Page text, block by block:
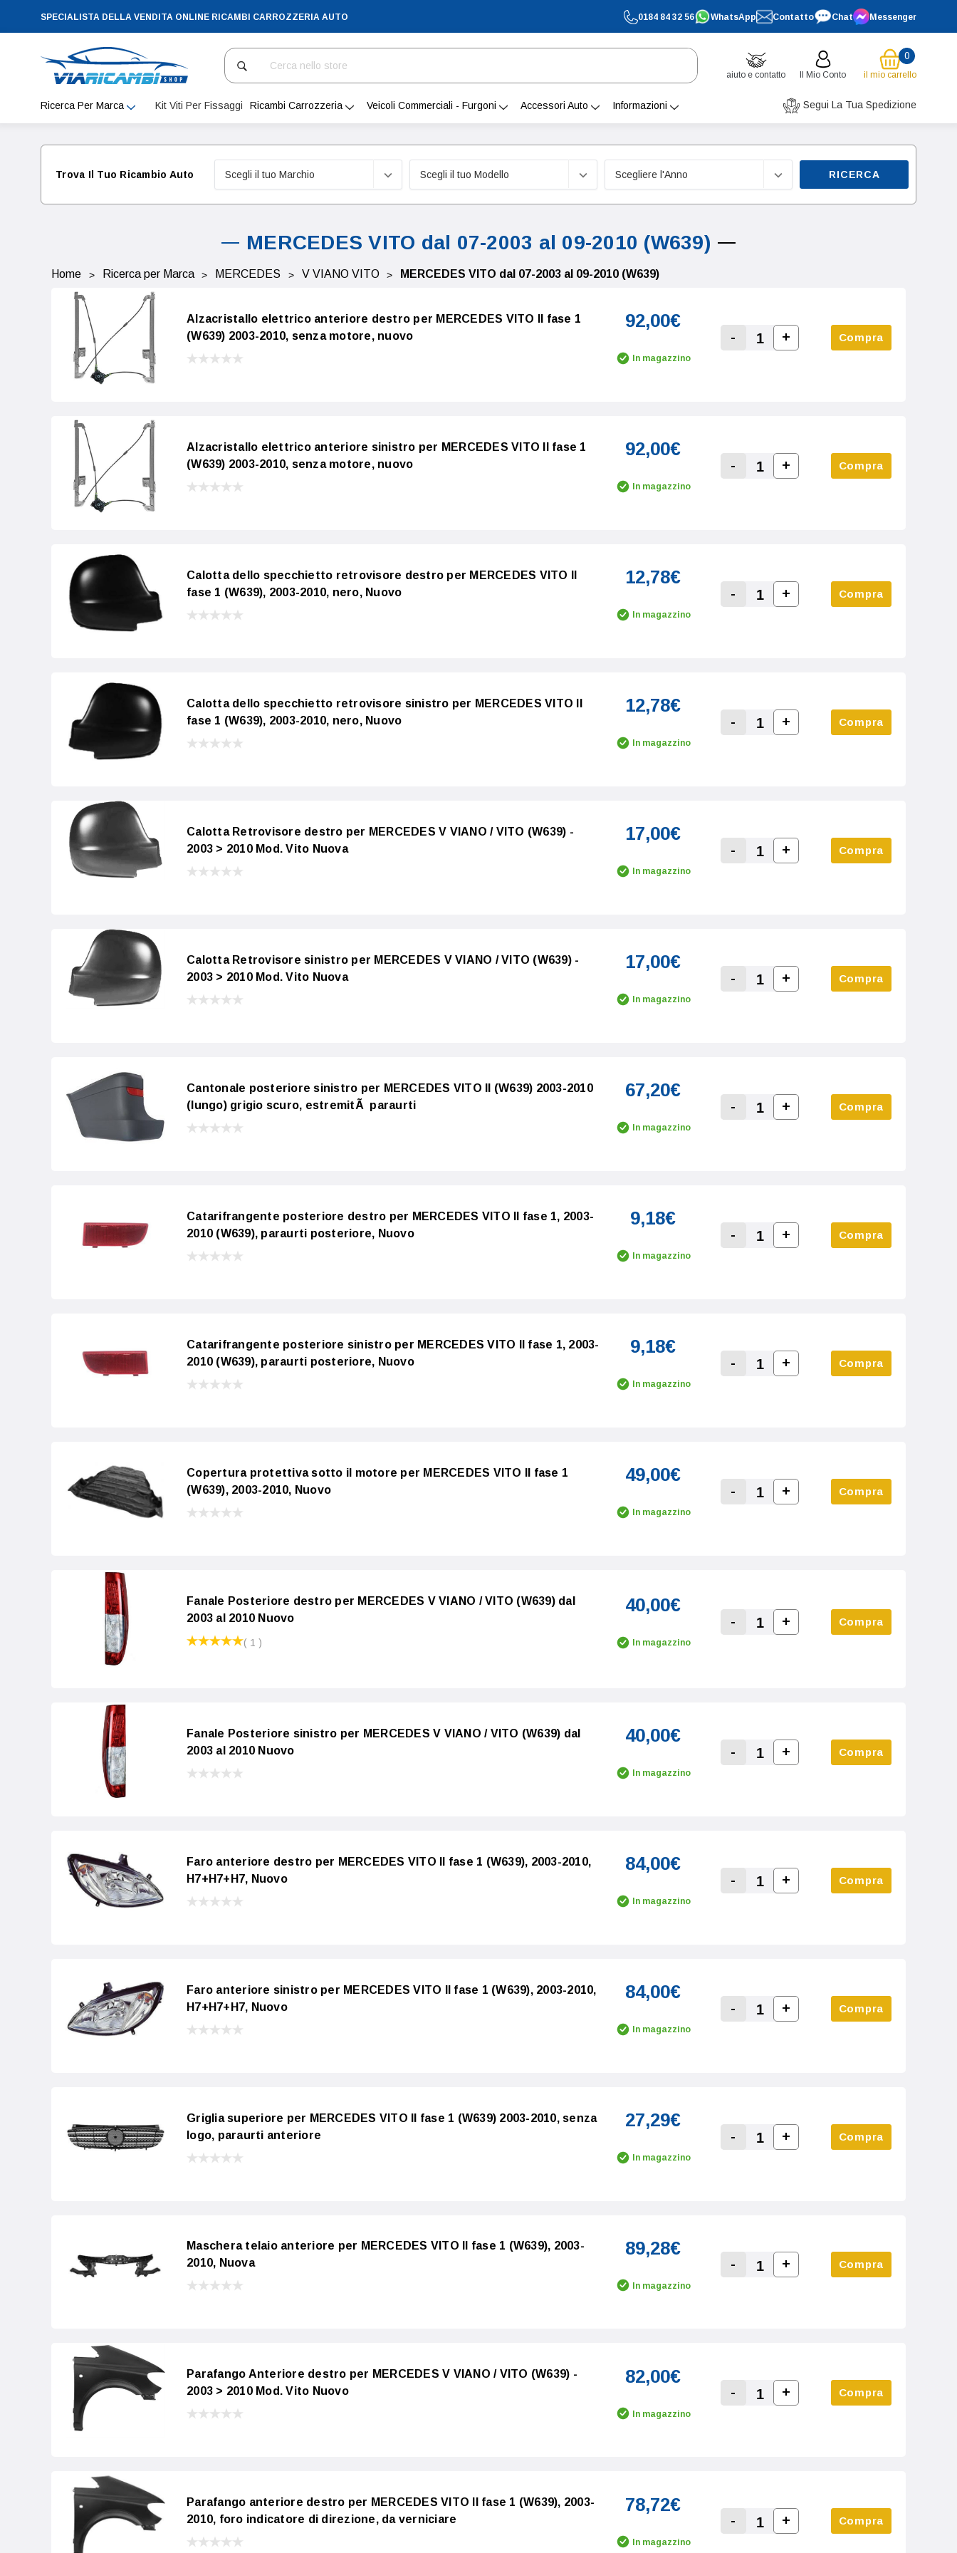
SPECIALISTA DELLA VENDITA ONLINE RICAMBI CARROZZERIA AUTO 0184 84 32 56 WhatsApp Contatto Chat Messenger
Cerca
aiuto e contatto Il Mio Conto
0
il mio carrello
Ricerca Per Marca Kit Viti Per Fissaggi Ricambi Carrozzeria Veicoli Commerciali - Furgoni Accessori Auto Informazioni Segui La Tua Spedizione
Trova Il Tuo Ricambio Auto RICERCA
MERCEDES VITO dal 07-2003 al 09-2010 (W639)
Home Ricerca per Marca MERCEDES V VIANO VITO MERCEDES VITO dal 07-2003 al 09-2010 (W639)
Alzacristallo elettrico anteriore destro per MERCEDES VITO II fase 1
(W639) 2003-2010, senza motore, nuovo
92,00€
In magazzino Decrease Quantity:
-
Increase Quantity:
+ Compra
Alzacristallo elettrico anteriore sinistro per MERCEDES VITO II fase 1
(W639) 2003-2010, senza motore, nuovo
92,00€
In magazzino Decrease Quantity:
-
Increase Quantity:
+ Compra
Calotta dello specchietto retrovisore destro per MERCEDES VITO II
fase 1 (W639), 2003-2010, nero, Nuovo
12,78€
In magazzino Decrease Quantity:
-
Increase Quantity:
+ Compra
Calotta dello specchietto retrovisore sinistro per MERCEDES VITO II
fase 1 (W639), 2003-2010, nero, Nuovo
12,78€
In magazzino Decrease Quantity:
-
Increase Quantity:
+ Compra
Calotta Retrovisore destro per MERCEDES V VIANO / VITO (W639) -
2003 > 2010 Mod. Vito Nuova
17,00€
In magazzino Decrease Quantity:
-
Increase Quantity:
+ Compra
Calotta Retrovisore sinistro per MERCEDES V VIANO / VITO (W639) -
2003 > 2010 Mod. Vito Nuova
17,00€
In magazzino Decrease Quantity:
-
Increase Quantity:
+ Compra
Cantonale posteriore sinistro per MERCEDES VITO II (W639) 2003-2010
(lungo) grigio scuro, estremitÃ paraurti
67,20€
In magazzino Decrease Quantity:
-
Increase Quantity:
+ Compra
Catarifrangente posteriore destro per MERCEDES VITO II fase 1, 2003-
2010 (W639), paraurti posteriore, Nuovo
9,18€
In magazzino Decrease Quantity:
-
Increase Quantity:
+ Compra
Catarifrangente posteriore sinistro per MERCEDES VITO II fase 1, 2003-
2010 (W639), paraurti posteriore, Nuovo
9,18€
In magazzino Decrease Quantity:
-
Increase Quantity:
+ Compra
Copertura protettiva sotto il motore per MERCEDES VITO II fase 1
(W639), 2003-2010, Nuovo
49,00€
In magazzino Decrease Quantity:
-
Increase Quantity:
+ Compra
Fanale Posteriore destro per MERCEDES V VIANO / VITO (W639) dal
2003 al 2010 Nuovo
( 1 )
40,00€
In magazzino Decrease Quantity:
-
Increase Quantity:
+ Compra
Fanale Posteriore sinistro per MERCEDES V VIANO / VITO (W639) dal
2003 al 2010 Nuovo
40,00€
In magazzino Decrease Quantity:
-
Increase Quantity:
+ Compra
Faro anteriore destro per MERCEDES VITO II fase 1 (W639), 2003-2010,
H7+H7+H7, Nuovo
84,00€
In magazzino Decrease Quantity:
-
Increase Quantity:
+ Compra
Faro anteriore sinistro per MERCEDES VITO II fase 1 (W639), 2003-2010,
H7+H7+H7, Nuovo
84,00€
In magazzino Decrease Quantity:
-
Increase Quantity:
+ Compra
Griglia superiore per MERCEDES VITO II fase 1 (W639) 2003-2010, senza
logo, paraurti anteriore
27,29€
In magazzino Decrease Quantity:
-
Increase Quantity:
+ Compra
Maschera telaio anteriore per MERCEDES VITO II fase 1 (W639), 2003-
2010, Nuova
89,28€
In magazzino
-
Increase Quantity:
+ Compra
Parafango Anteriore destro per MERCEDES V VIANO / VITO (W639) -
2003 > 2010 Mod. Vito Nuovo
82,00€
In magazzino
-
Increase Quantity:
+ Compra
Parafango anteriore destro per MERCEDES VITO II fase 1 (W639), 2003-
2010, foro indicatore di direzione, da verniciare
78,72€
In magazzino Decrease Quantity:
-
Increase Quantity:
+ Compra